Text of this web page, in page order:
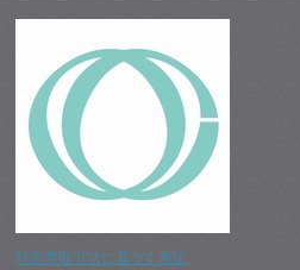
特定商取引法に基づく表記